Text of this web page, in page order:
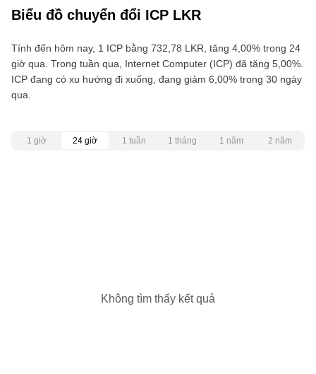
Biểu đồ chuyển đổi ICP LKR
Tính đến hôm nay, 1 ICP bằng 732,78 LKR, tăng 4,00% trong 24
giờ qua. Trong tuần qua, Internet Computer (ICP) đã tăng 5,00%.
ICP đang có xu hướng đi xuống, đang giảm 6,00% trong 30 ngày
qua.
1 giờ 24 giờ 1 tuần 1 tháng 1 năm 2 năm
Không tìm thấy kết quả